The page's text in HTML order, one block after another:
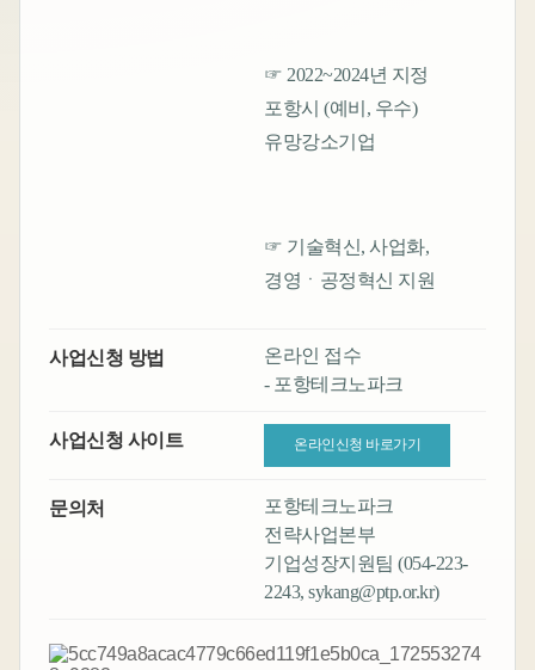
☞ 2022~2024년 지정
포항시 (예비, 우수)
유망강소기업
☞ 기술혁신, 사업화,
경영ㆍ공정혁신 지원
사업신청 방법
온라인 접수
- 포항테크노파크
사업신청 사이트 온라인신청 바로가기
문의처
포항테크노파크
전략사업본부
기업성장지원팀 (054-223-
2243, sykang@ptp.or.kr)